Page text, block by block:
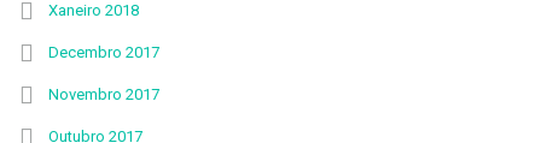
Xaneiro 2018
Decembro 2017
Novembro 2017
Outubro 2017